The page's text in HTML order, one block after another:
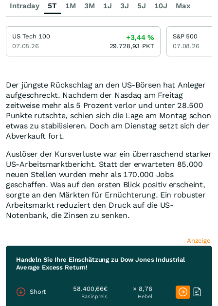
Der jüngste Rückschlag an den US-Börsen hat Anleger
aufgeschreckt. Nachdem der Nasdaq am Freitag
zeitweise mehr als 5 Prozent verlor und unter 28.500
Punkte rutschte, schien sich die Lage am Montag schon
etwas zu stabilisieren. Doch am Dienstag setzt sich der
Abverkauft fort.
Auslöser der Kursverluste war ein überraschend starker
US-Arbeitsmarktbericht. Statt der erwarteten 85.000
neuen Stellen wurden mehr als 170.000 Jobs
geschaffen. Was auf den ersten Blick positiv erscheint,
sorgte an den Märkten für Ernüchterung. Ein robuster
Arbeitsmarkt reduziert den Druck auf die US-
Notenbank, die Zinsen zu senken.
Anzeige
Handeln Sie Ihre Einschätzung zu Dow Jones Industrial
Average Excess Return!
Short 58.400,66€
Basispreis
× 8,76
Hebel
Intraday 5T 1M 3M 1J 3J 5J 10J Max
US Tech 100
07.08.26
+3,44%
29.728,93 PKT
S&P 500
07.08.26